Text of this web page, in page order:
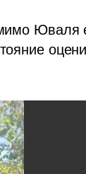
Юваля